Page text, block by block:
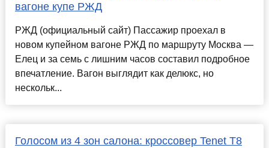
вагоне купе РЖД
РЖД (официальный сайт) Пассажир проехал в
новом купейном вагоне РЖД по маршруту Москва —
Елец и за семь с лишним часов составил подробное
впечатление. Вагон выглядит как делюкс, но
нескольк...
Голосом из 4 зон салона: кроссовер Tenet T8